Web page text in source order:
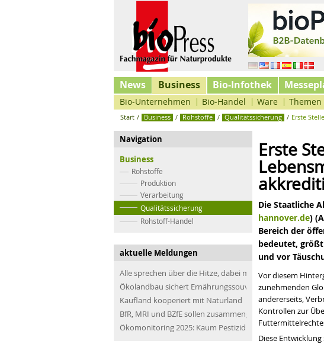
News Business
Bio-Unternehmen Bio-Handel Ware Themen
Bio-Infothek
Start / Business / Rohstoffe / Qualitätssicherung / Erste
Navigation
Business
Rohstoffe
Produktion
Verarbeitung
Qualitätssicherung
Rohstoff-Handel
aktuelle Meldungen
Alle sprechen über die Hitze, dabei müssen wir über die
Ökolandbau sichert Ernährungssouveränität
Kaufland kooperiert mit Naturland
BfR, MRI und BZfE sollen zusammengeführt werden
Ökomonitoring 2025: Kaum Pestizidrückstände in Bio-
Erste
Die Staatliche
hannover.de)
Bereich der
bedeutet,
und vor
Vor diesem
zunehmenden
andererseits,
Kontrollen zur
Diese